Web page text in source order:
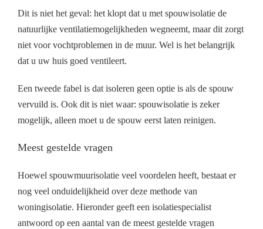
Dit is niet het geval: het klopt dat u met spouwisolatie de
natuurlijke ventilatiemogelijkheden wegneemt, maar dit zorgt
niet voor vochtproblemen in de muur. Wel is het belangrijk
dat u uw huis goed ventileert.
Een tweede fabel is dat isoleren geen optie is als de spouw
vervuild is. Ook dit is niet waar: spouwisolatie is zeker
mogelijk, alleen moet u de spouw eerst laten reinigen.
Meest gestelde vragen
Hoewel spouwmuurisolatie veel voordelen heeft, bestaat er
nog veel onduidelijkheid over deze methode van
woningisolatie. Hieronder geeft een isolatiespecialist
antwoord op een aantal van de meest gestelde vragen